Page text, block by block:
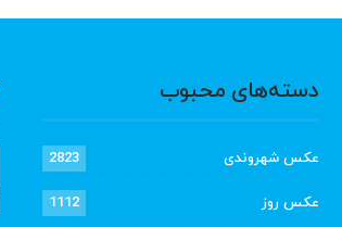
دسته‌های محبوب
عکس شهروندی 2823
عکس روز 1112